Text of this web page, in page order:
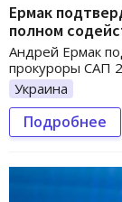
Ермак
полном
Андрей Ермак
прокуроры САП
Украина
Подробнее